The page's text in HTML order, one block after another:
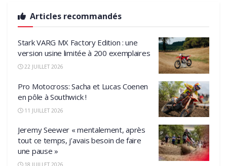
Articles recommandés
Stark VARG MX Factory Edition : une
version usine limitée à 200 exemplaires
22 JUILLET 2026
Pro Motocross: Sacha et Lucas Coenen
en pôle à Southwick !
11 JUILLET 2026
Jeremy Seewer « mentalement, après
tout ce temps, j’avais besoin de faire
une pause »